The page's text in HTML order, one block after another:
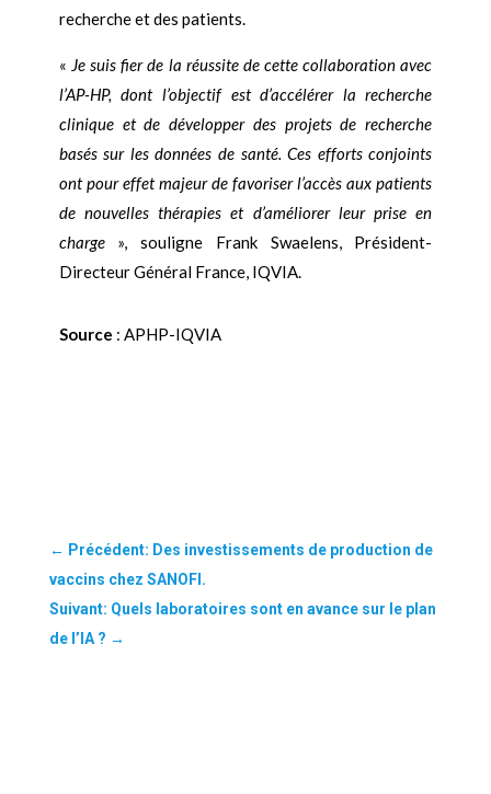
recherche et des patients.
« Je suis fier de la réussite de cette collaboration avec
l’AP-HP, dont l’objectif est d’accélérer la recherche
clinique et de développer des projets de recherche
basés sur les données de santé. Ces efforts conjoints
ont pour effet majeur de favoriser l’accès aux patients
de nouvelles thérapies et d’améliorer leur prise en
charge», souligne Frank Swaelens, Président-
Directeur Général France, IQVIA.
Source : APHP-IQVIA
← Précédent: Des investissements de production de
vaccins chez SANOFI.
Suivant: Quels laboratoires sont en avance sur le plan
de l’IA ? →